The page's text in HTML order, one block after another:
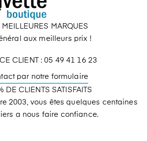
MEILLEURES MARQUES
aux meilleurs prix !
CLIENT : 05 49 41 16 23
par notre formulaire
DE CLIENTS SATISFAITS
2003, vous êtes quelques centaines
a nous faire confiance.